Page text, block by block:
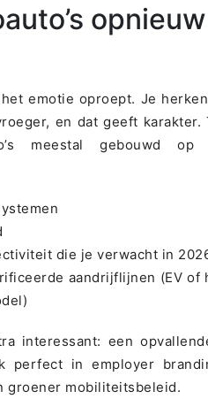
emotie oproept. Je
en dat geeft karakter.
meestal gebouwd op
die je verwacht in
aandrijflijnen (EV of
interessant: een
perfect in employer
groener mobiliteitsbeleid.